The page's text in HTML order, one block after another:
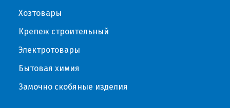
Хозтовары
Крепеж строительный
Электротовары
Бытовая химия
Замочно скобяные изделия